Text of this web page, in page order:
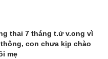
thai 7 tháng t.ử v.ong vì
con chưa kịp chào
mẹ